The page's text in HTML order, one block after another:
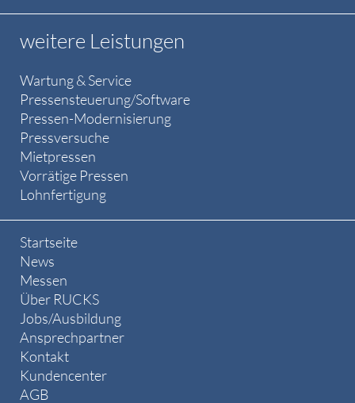
weitere Leistungen
Wartung & Service
Pressensteuerung/Software
Pressen-Modernisierung
Pressversuche
Mietpressen
Vorrätige Pressen
Lohnfertigung
Startseite
News
Messen
Über RUCKS
Jobs/Ausbildung
Ansprechpartner
Kontakt
Kundencenter
AGB